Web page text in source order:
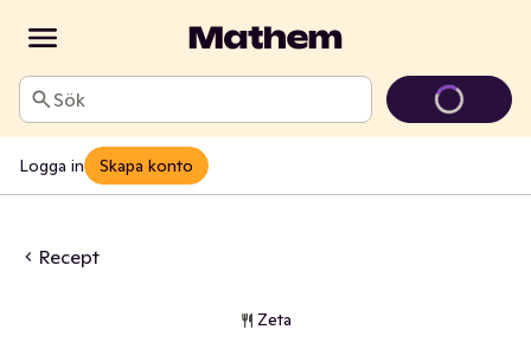
Sök
Logga in Skapa konto
Recept
Zeta